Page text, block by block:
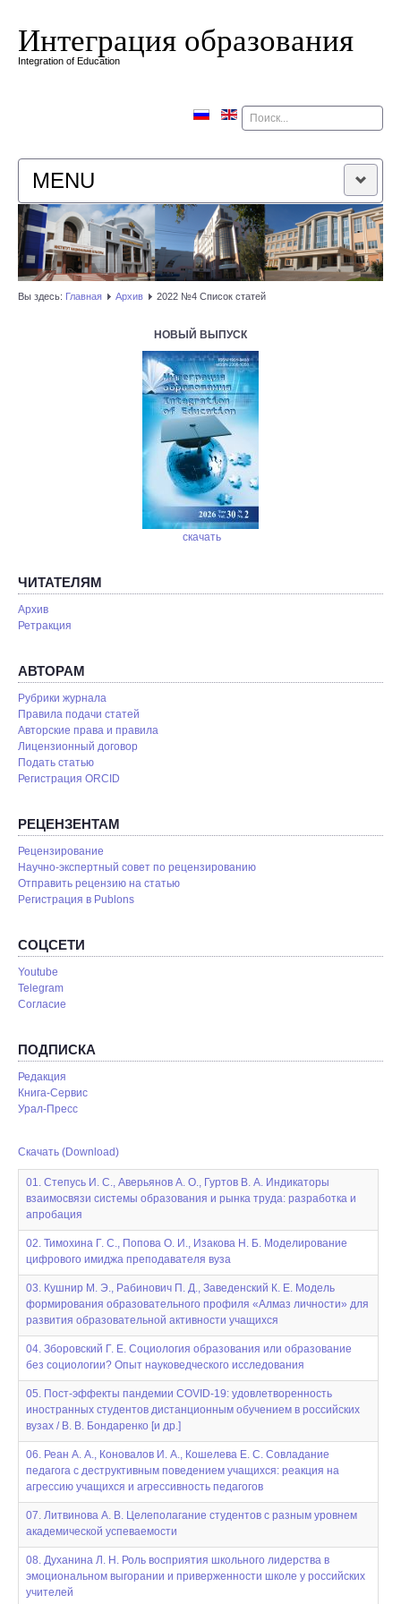
Интеграция образования
Integration of Education
Поиск
MENU
ГЛАВНАЯ
РЕДАКЦИОННАЯ КОЛЛЕГИЯ
Вы здесь: Главная Архив 2022 №4 Список статей
НОВЫЙ ВЫПУСК
скачать
ЧИТАТЕЛЯМ
Архив
Ретракция
АВТОРАМ
Рубрики журнала
Правила подачи статей
Авторские права и правила
Лицензионный договор
Подать статью
Регистрация ORCID
РЕЦЕНЗЕНТАМ
Рецензирование
Научно-экспертный совет по рецензированию
Отправить рецензию на статью
Pегистрация в Publons
СОЦСЕТИ
Youtube
Telegram
Согласие
ПОДПИСКА
Редакция
Книга-Сервис
Урал-Пресс
Скачать (Download)
01. Степусь И. С., Аверьянов А. О., Гуртов В. А. Индикаторы
взаимосвязи системы образования и рынка труда: разработка и
апробация
02. Тимохина Г. С., Попова О. И., Изакова Н. Б. Моделирование
цифрового имиджа преподавателя вуза
03. Кушнир М. Э., Рабинович П. Д., Заведенский К. Е. Модель
формирования образовательного профиля «Алмаз личности» для
развития образовательной активности учащихся
04. Зборовский Г. Е. Социология образования или образование
без социологии? Опыт науковедческого исследования
05. Пост-эффекты пандемии COVID-19: удовлетворенность
иностранных студентов дистанционным обучением в российских
вузах / В. В. Бондаренко [и др.]
06. Реан А. А., Коновалов И. А., Кошелева Е. С. Совладание
педагога с деструктивным поведением учащихся: реакция на
агрессию учащихся и агрессивность педагогов
07. Литвинова А. В. Целеполагание студентов с разным уровнем
академической успеваемости
08. Духанина Л. Н. Роль восприятия школьного лидерства в
эмоциональном выгорании и приверженности школе у российских
учителей